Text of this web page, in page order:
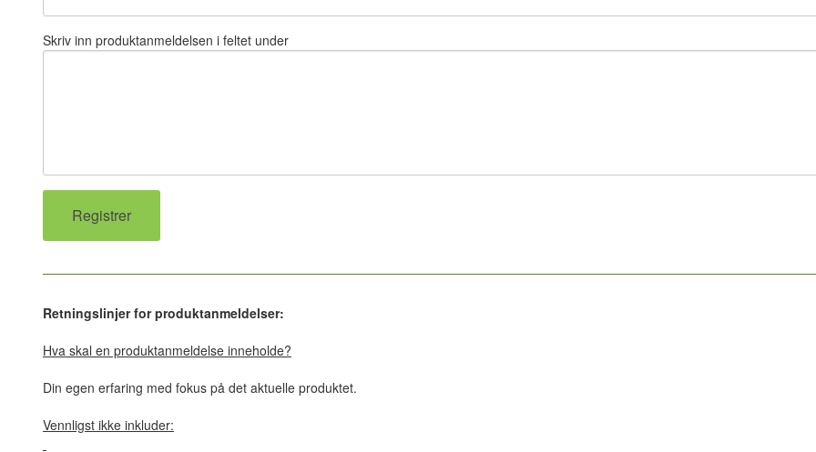
Skriv inn produktanmeldelsen i feltet under
Retningslinjer for produktanmeldelser:
Hva skal en produktanmeldelse inneholde?
Din egen erfaring med fokus på det aktuelle produktet.
Vennligst ikke inkluder: